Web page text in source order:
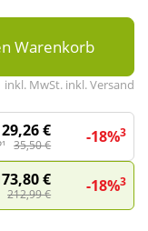
Warenkorb
inkl. MwSt. inkl. Versand
29,26 €
35,50 € -18%3
€
212,99 € -18%3